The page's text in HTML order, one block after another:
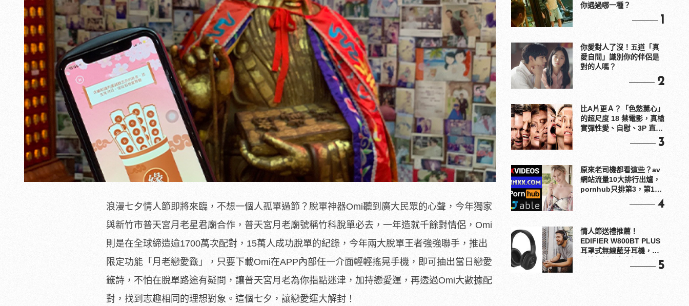
浪漫七夕情人節即將來臨，不想一個人孤單過節？脫單神器Omi聽到廣大民眾的心聲，今年獨家
與新竹市普天宮月老星君廟合作，普天宮月老廟號稱竹科脫單必去，一年造就千餘對情侶，Omi
則是在全球締造逾1700萬次配對，15萬人成功脫單的紀錄，今年兩大脫單王者強強聯手，推出
限定功能「月老戀愛籤」，只要下載Omi在APP內部任一介面輕輕搖晃手機，即可抽出當日戀愛
籤詩，不怕在脫單路途有疑問，讓普天宮月老為你指點迷津，加持戀愛運，再透過Omi大數據配
對，找到志趣相同的理想對象。這個七夕，讓戀愛運大解封！
你遇過哪一種？
1
你愛對人了沒！五道「真
愛自問」識別你的伴侶是
對的人嗎？
2
比A片更Ａ？「色慾薰心」
的超尺度 18 禁電影，真槍
實彈性愛、自慰、3P 直接
3
原來老司機都看這些？av
網站流量10大排行出爐，
pornhub只排第3，第1名
4
情人節送禮推薦！
EDIFIER W800BT PLUS
耳罩式無線藍牙耳機，在
5